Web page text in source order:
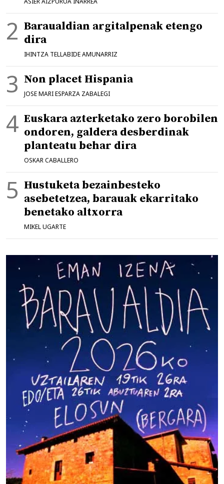
Baraualdian argitalpenak etengo
dira
IHINTZA TELLABIDE AMUNARRIZ
Non placet Hispania
JOSE MARI ESPARZA ZABALEGI
Euskara azterketako zero borobilen
ondoren, galdera desberdinak
planteatu behar dira
OSKAR CABALLERO
Hustuketa bezainbesteko
asebetetzea, barauak ekarritako
benetako altxorra
MIKEL UGARTE